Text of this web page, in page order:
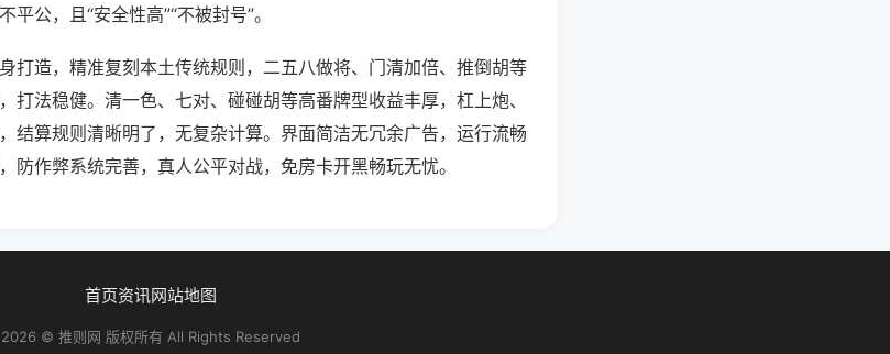
公，且“安全性高”“不被封号”。
打造，精准复刻本土传统规则，二五八做将、门清加倍、推倒胡等
打法稳健。清一色、七对、碰碰胡等高番牌型收益丰厚，杠上炮、
结算规则清晰明了，无复杂计算。界面简洁无冗余广告，运行流畅
防作弊系统完善，真人公平对战，免房卡开黑畅玩无忧。
首页资讯网站地图
2026 © 推则网 版权所有 All Rights Reserved